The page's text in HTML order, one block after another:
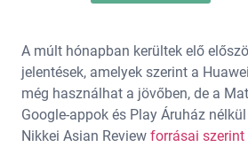
A múlt hónapban kerültek elő
jelentések, amelyek szerint a
még használhat a jövőben, de a
Google-appok és Play Áruház
Nikkei Asian Review forrásai szerint